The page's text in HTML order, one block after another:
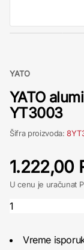
YATO
YATO
YT3003
Šifra proizvoda:
1.222,00
U cenu je uračunat
Vreme